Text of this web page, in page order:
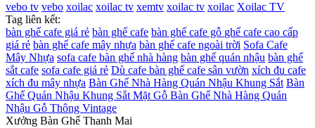
vebo tv vebo xoilac xoilac tv xemtv xoilac tv xoilac Xoilac TV
Tag liên kết:
bàn ghế cafe giá rẻ bàn ghế cafe bàn ghế cafe gỗ ghế cafe cao cấp
giá rẻ bàn ghế cafe mây nhựa bàn ghế cafe ngoài trời Sofa Cafe
Mây Nhựa sofa cafe bàn ghế nhà hàng bàn ghế quán nhậu bàn ghế
sắt cafe sofa cafe giá rẻ Dù cafe bàn ghế cafe sân vườn xích đu cafe
xích đu mây nhựa Bàn Ghế Nhà Hàng Quán Nhậu Khung Sắt Bàn
Ghế Quán Nhậu Khung Sắt Mặt Gỗ Bàn Ghế Nhà Hàng Quán
Nhậu Gỗ Thông Vintage
Xưởng Bàn Ghế Thanh Mai